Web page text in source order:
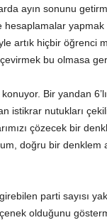
ayın sonunu
hesaplamalar yapmak
artık hiçbir öğrenci
bu olmasa
Bir yandan
istikrar nutukları
çözecek bir
doğru bir denklem
parti sayısı
olduğunu